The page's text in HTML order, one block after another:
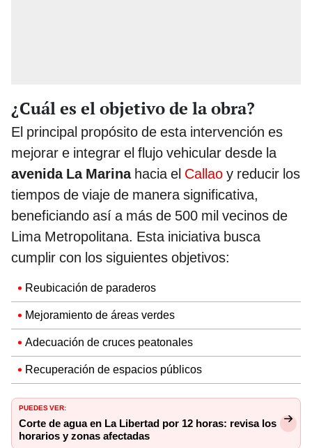
¿Cuál es el objetivo de la obra?
El principal propósito de esta intervención es
mejorar e integrar el flujo vehicular desde la
avenida La Marinahacia el Callao y reducir los
tiempos de viaje de manera significativa,
beneficiando así a más de 500 mil vecinos de
Lima Metropolitana. Esta iniciativa busca
cumplir con los siguientes objetivos:
Reubicación de paraderos
Mejoramiento de áreas verdes
Adecuación de cruces peatonales
Recuperación de espacios públicos
PUEDES VER:
Corte de agua en La Libertad por 12 horas: revisa los
horarios y zonas afectadas